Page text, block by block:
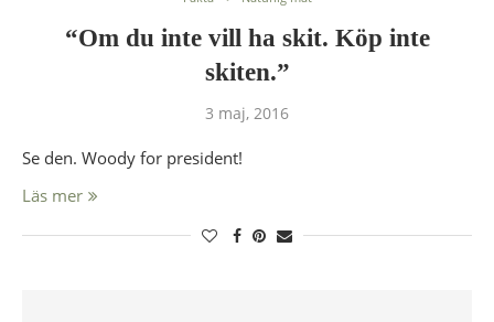
“Om du inte vill ha skit. Köp inte
skiten.”
3 maj, 2016
Se den. Woody for president!
Läs mer